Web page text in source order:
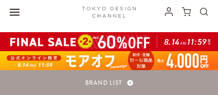
BRAND LIST